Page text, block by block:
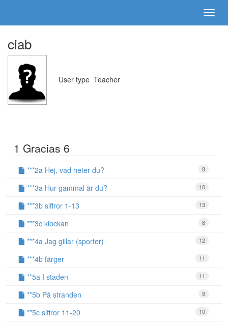
ciab
User type Teacher
1 Gracias 6
8
***2a Hej, vad heter du?
10
***3a Hur gammal är du?
13
***3b siffror 1-13
8
***3c klockan
12
***4a Jag gillar (sporter)
11
***4b färger
11
**5a I staden
9
**5b På stranden
10
**5c siffror 11-20